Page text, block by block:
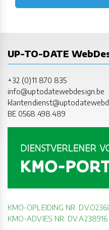
UP-TO-DATE
+32 (0)11 870 835
info@uptodatewebdesign.be
BE 0568.498.489
KMO-OPLEIDING NR:
KMO-ADVIES NR: DV.A238916